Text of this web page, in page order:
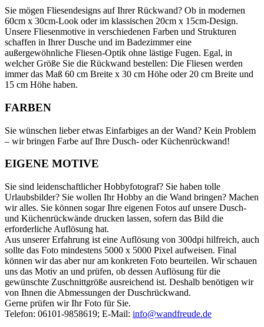
Sie mögen Fliesendesigns auf Ihrer Rückwand? Ob in modernen
60cm x 30cm-Look oder im klassischen 20cm x 15cm-Design.
Unsere Fliesenmotive in verschiedenen Farben und Strukturen
schaffen in Ihrer Dusche und im Badezimmer eine
außergewöhnliche Fliesen-Optik ohne lästige Fugen. Egal, in
welcher Größe Sie die Rückwand bestellen: Die Fliesen werden
immer das Maß 60 cm Breite x 30 cm Höhe oder 20 cm Breite und
15 cm Höhe haben.
FARBEN
Sie wünschen lieber etwas Einfarbiges an der Wand? Kein Problem
– wir bringen Farbe auf Ihre Dusch- oder Küchenrückwand!
EIGENE MOTIVE
Sie sind leidenschaftlicher Hobbyfotograf? Sie haben tolle
Urlaubsbilder? Sie wollen Ihr Hobby an die Wand bringen? Machen
wir alles. Sie können sogar Ihre eigenen Fotos auf unsere Dusch-
und Küchenrückwände drucken lassen, sofern das Bild die
erforderliche Auflösung hat.
Aus unserer Erfahrung ist eine Auflösung von 300dpi hilfreich, auch
sollte das Foto mindestens 5000 x 5000 Pixel aufweisen. Final
können wir das aber nur am konkreten Foto beurteilen. Wir schauen
uns das Motiv an und prüfen, ob dessen Auflösung für die
gewünschte Zuschnittgröße ausreichend ist. Deshalb benötigen wir
von Ihnen die Abmessungen der Duschrückwand.
Gerne prüfen wir Ihr Foto für Sie.
Telefon: 06101-9858619; E-Mail: info@wandfreude.de